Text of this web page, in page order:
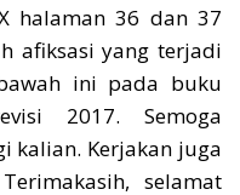
halaman 36 dan 37
afiksasi yang terjadi
ini pada buku
2017. Semoga
kalian. Kerjakan juga
selamat